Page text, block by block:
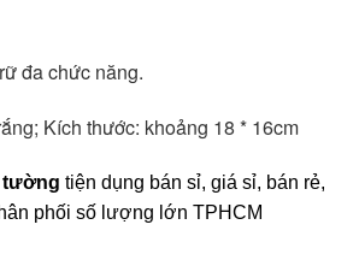
đa chức năng.
Kích thước: khoảng 18 * 16cm
tường tiện dụng bán sỉ, giá sỉ, bán rẻ,
phối số lượng lớn TPHCM